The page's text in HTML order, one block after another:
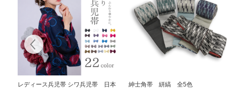
レディース兵児帯 シワ兵児帯 日本
紳士角帯 絣縞 全5色